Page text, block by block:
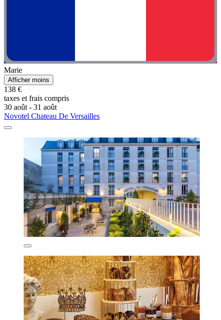
Marie
Afficher moins
138 €
taxes et frais compris
30 août - 31 août
Novotel Chateau De Versailles